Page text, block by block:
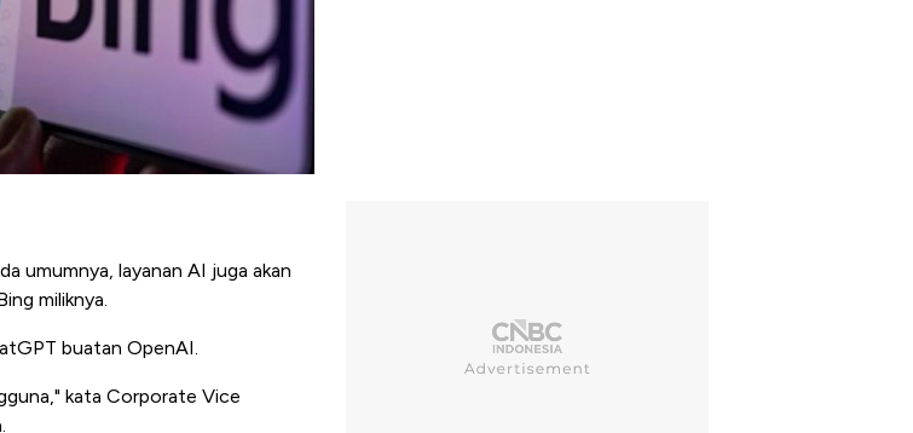
umumnya, layanan AI juga akan
miliknya.
buatan OpenAI.
kata Corporate Vice